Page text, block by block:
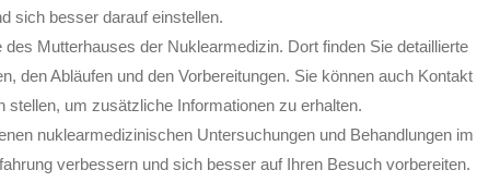
sich besser darauf einstellen.
Mutterhauses der Nuklearmedizin. Dort finden Sie detaillierte
den Abläufen und den Vorbereitungen. Sie können auch Kontakt
um zusätzliche Informationen zu erhalten.
nuklearmedizinischen Untersuchungen und Behandlungen im
verbessern und sich besser auf Ihren Besuch vorbereiten.